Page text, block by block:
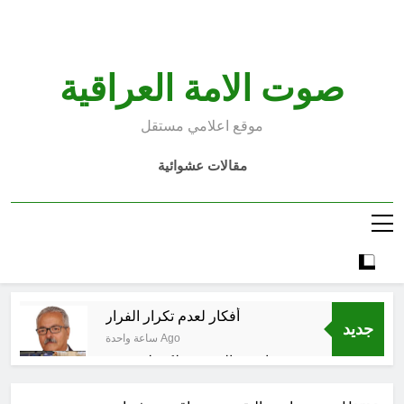
صوت الامة العراقية
موقع اعلامي مستقل
مقالات عشوائية
جديد
أفكار لعدم تكرار الفرار
ساعة واحدة Ago
انتهت الحرب… لكن لم ينتهي